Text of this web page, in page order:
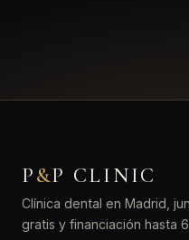
P&P CLINIC
Clínica dental en Madrid,
gratis y financiación hasta